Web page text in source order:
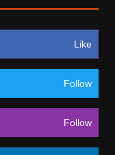
Like
Follow
Follow